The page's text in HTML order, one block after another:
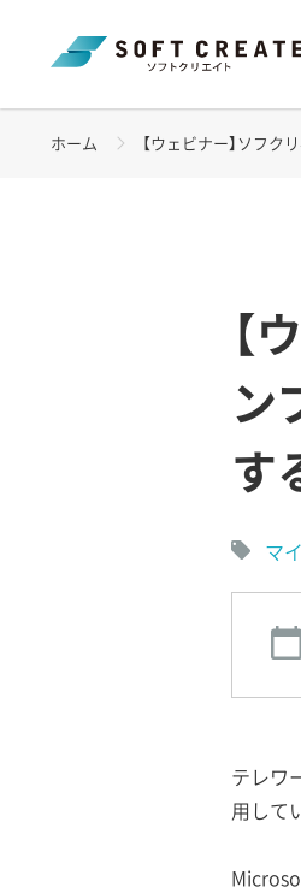
ホーム 【ウェビナー】ソフク
【
ン
す
マ
テレワ
用して